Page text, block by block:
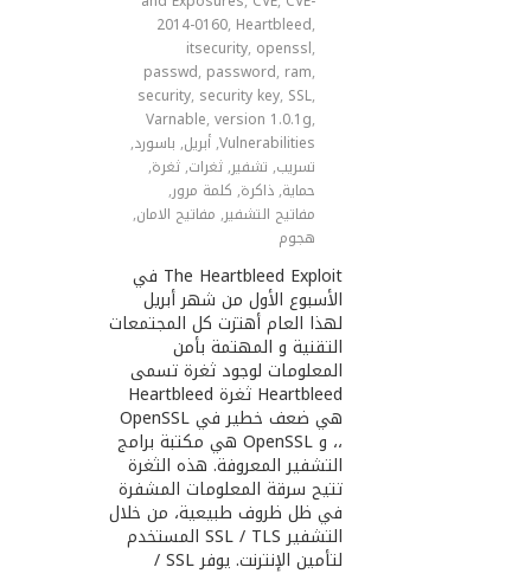
2014-0160, Heartbleed,
itsecurity, openssl,
passwd, password, ram,
security, security key, SSL,
Varnable, version 1.0.1g,
Vulnerabilities
,أبريل, باسورد,
تسريب, تشفير,ثغرات,ثغرة,
حماية,ذاكرة, كلمة مرور,
مفاتيح التشفير, مفاتيح اﻻمان,
هجوم
The Heartbleed Exploit في
الأسبوع الأول من شهر أبريل
لهذا العام أهتزت كل المجتمعات
التقنية و المهتمة بأمن
المعلومات لوجود ثغرة تسمى
Heartbleed ثغرة Heartbleed
هي ضعف خطير في OpenSSL
،، و OpenSSL هي مكتبة برامج
التشفير المعروفة. هذه الثغرة
تتيح سرقة المعلومات المشفرة
في ظل ظروف طبيعية، من خلال
التشفير SSL / TLS المستخدم
لتأمين الإنترنت. يوفر SSL /